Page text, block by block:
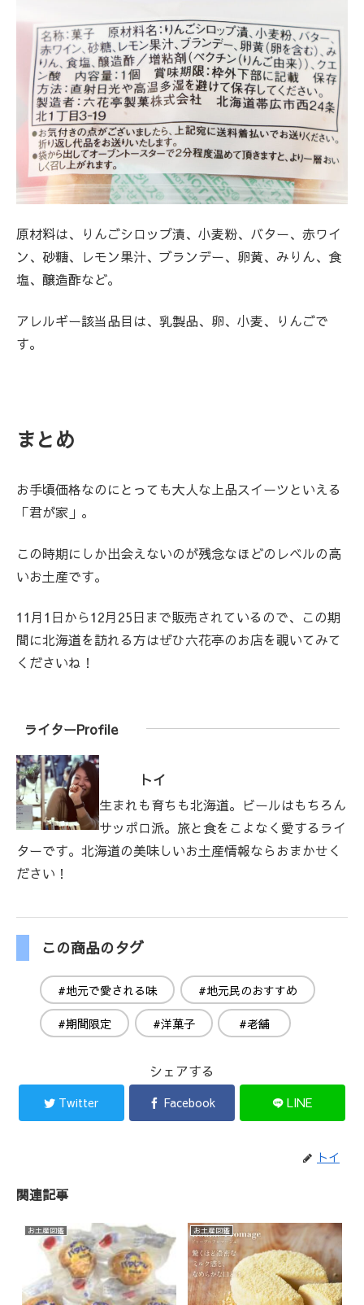
原材料は、りんごシロップ漬、小麦粉、バター、赤ワイ
ン、砂糖、レモン果汁、ブランデー、卵黄、みりん、食
塩、醸造酢など。
アレルギー該当品目は、乳製品、卵、小麦、りんごで
す。
まとめ
お手頃価格なのにとっても大人な上品スイーツといえる
「君が家」。
この時期にしか出会えないのが残念なほどのレベルの高
いお土産です。
11月1日から12月25日まで販売されているので、この期
間に北海道を訪れる方はぜひ六花亭のお店を覗いてみて
くださいね！
ライターProfile
トイ
生まれも育ちも北海道。ビールはもちろん
サッポロ派。旅と食をこよなく愛するライ
ターです。北海道の美味しいお土産情報ならおまかせく
ださい！
この商品のタグ
#地元で愛される味 #地元民のおすすめ
#期間限定 #洋菓子 #老舗
シェアする
Twitter Facebook LINE
トイ
関連記事
お土産図鑑 お土産図鑑